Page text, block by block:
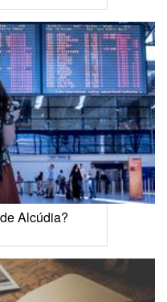
Alcúdia?